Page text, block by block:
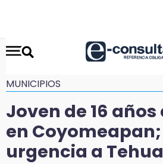
MUNICIPIOS
Joven de 16
en
urgencia a